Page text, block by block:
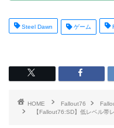
Steel Dawn ゲーム
HOME Fallout76
【Fallout76:SD】低レベル帯